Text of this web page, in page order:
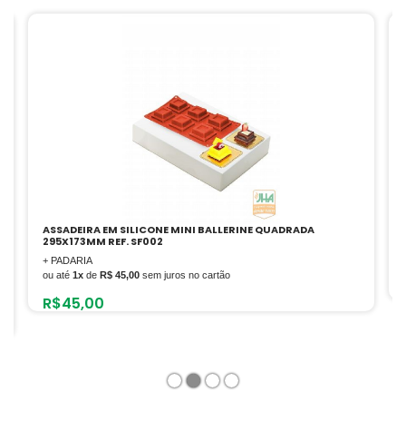
ALI-15 – AMASSADEIRA SEMIRAPIDA 15KG
+ PADARIA
ou até12xde
R$
1 2 3 4